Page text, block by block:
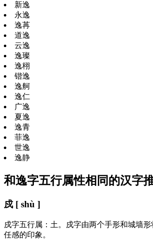
新逸
永逸
逸苒
道逸
云逸
逸璨
逸栩
锴逸
逸舸
逸仁
广逸
夏逸
逸青
菲逸
世逸
逸静
和逸字五行属性相同的汉字
戍 [ shù ]
戍字五行属：土。戍字由两个手形和城墙
任感的印象。